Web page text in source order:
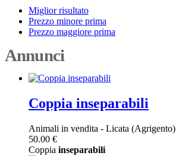
Miglior risultato
Prezzo minore prima
Prezzo maggiore prima
Annunci
Coppia inseparabili
Animali in vendita - Licata (Agrigento)
50.00 €
Coppia inseparabili